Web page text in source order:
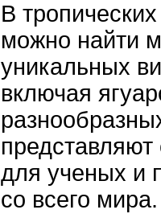
В
можно найти
уникальных
включая
для ученых и
со всего мира.